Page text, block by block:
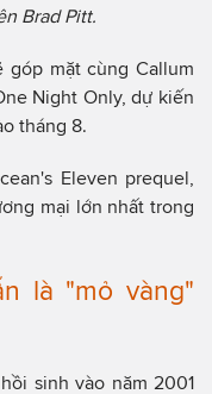
Brad Pitt.
góp mặt cùng Callum
Night Only, dự kiến
tháng 8.
Eleven prequel,
mại lớn nhất trong
là "mỏ vàng"
sinh vào năm 2001